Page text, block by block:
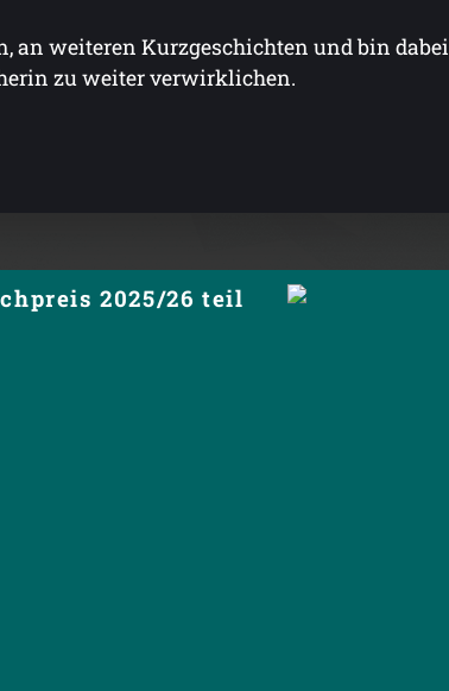
an weiteren Kurzgeschichten und bin dabei
zu weiter verwirklichen.
2025/26 teil